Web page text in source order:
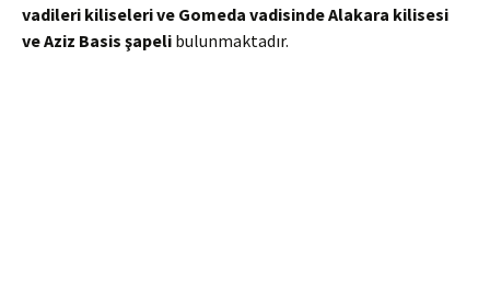
vadileri kiliseleri ve Gomeda vadisindeAlakara kilisesi
ve Aziz Basis şapeli bulunmaktadır.